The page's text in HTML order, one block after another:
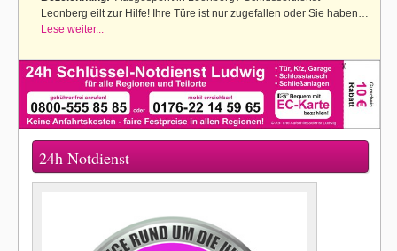
Leonberg eilt zur Hilfe! Ihre Türe ist nur zugefallen oder Sie haben…
Lese weiter...
24h Notdienst